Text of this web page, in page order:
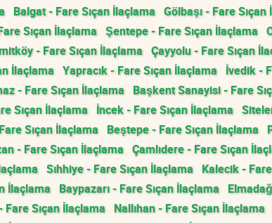
Balgat - Fare Sıçan İlaçlama Gölbaşı - Fare
Sıçan İlaçlama Şentepe - Fare Sıçan İlaçlama
- Fare Sıçan İlaçlama Çayyolu - Fare Sıçan
İlaçlama Yapracık - Fare Sıçan İlaçlama İvedik -
- Fare Sıçan İlaçlama Başkent Sanayisi - Fare
Sıçan İlaçlama İncek - Fare Sıçan İlaçlama
Sıçan İlaçlama Beştepe - Fare Sıçan İlaçlama
- Fare Sıçan İlaçlama Çamlıdere - Fare Sıçan
Sıhhiye - Fare Sıçan İlaçlama Kalecik -
İlaçlama Baypazarı - Fare Sıçan İlaçlama
Fare Sıçan İlaçlama Nallıhan - Fare Sıçan İlaçlama